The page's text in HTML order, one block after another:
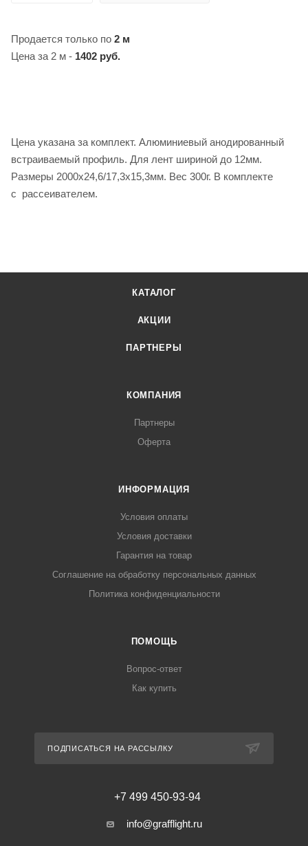
Продается только по 2 м
Цена за 2 м - 1402 руб.
Цена указана за комплект. Алюминиевый анодированный
встраиваемый профиль. Для лент шириной до 12мм.
Размеры 2000x24,6/17,3x15,3мм. Вес 300г. В комплекте
с рассеивателем.
КАТАЛОГ
АКЦИИ
ПАРТНЕРЫ
КОМПАНИЯ
Партнеры
Оферта
ИНФОРМАЦИЯ
Условия оплаты
Условия доставки
Гарантия на товар
Соглашение на обработку персональных данных
Политика конфиденциальности
ПОМОЩЬ
Вопрос-ответ
Как купить
ПОДПИСАТЬСЯ НА РАССЫЛКУ
+7 499 450-93-94
info@grafflight.ru